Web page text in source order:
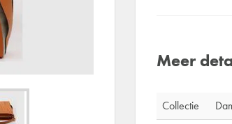
Meer
Collectie